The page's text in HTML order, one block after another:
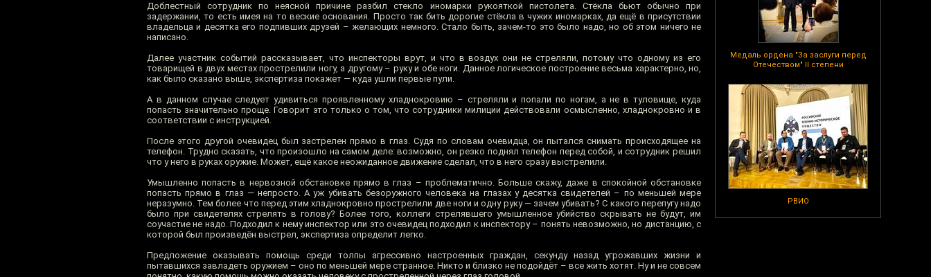
Медаль ордена "За заслуги перед
Отечеством" II степени
РВИО
Доблестный сотрудник по неясной причине разбил стекло иномарки рукояткой пистолета. Стёкла бьют обычно при
задержании, то есть имея на то веские основания. Просто так бить дорогие стёкла в чужих иномарках, да ещё в присутствии
владельца и десятка его подпивших друзей – желающих немного. Стало быть, зачем-то это было надо, но об этом ничего не
написано.
Далее участник событий рассказывает, что инспекторы врут, и что в воздух они не стреляли, потому что одному из его
товарищей в двух местах прострелили ногу, а другому – руку и обе ноги. Данное логическое построение весьма характерно, но,
как было сказано выше, экспертиза покажет — куда ушли первые пули.
А в данном случае следует удивиться проявленному хладнокровию – стреляли и попали по ногам, а не в туловище, куда
попасть значительно проще. Говорит это только о том, что сотрудники милиции действовали осмысленно, хладнокровно и в
соответствии с инструкцией.
После этого другой очевидец был застрелен прямо в глаз. Судя по словам очевидца, он пытался снимать происходящее на
телефон. Трудно сказать, что произошло на самом деле: возможно, он резко поднял телефон перед собой, и сотрудник решил
что у него в руках оружие. Может, ещё какое неожиданное движение сделал, что в него сразу выстрелили.
Умышленно попасть в нервозной обстановке прямо в глаз – проблематично. Больше скажу, даже в спокойной обстановке
попасть прямо в глаз — непросто. А уж убивать безоружного человека на глазах у десятка свидетелей – по меньшей мере
неразумно. Тем более что перед этим хладнокровно прострелили две ноги и одну руку — зачем убивать? С какого перепугу надо
было при свидетелях стрелять в голову? Более того, коллеги стрелявшего умышленное убийство скрывать не будут, им
соучастие не надо. Подходил к нему инспектор или это очевидец подходил к инспектору – понять невозможно, но дистанцию, с
которой был произведён выстрел, экспертиза определит легко.
Предложение оказывать помощь среди толпы агрессивно настроенных граждан, секунду назад угрожавших жизни и
пытавшихся завладеть оружием – оно по меньшей мере странное. Никто и близко не подойдёт – все жить хотят. Ну и не совсем